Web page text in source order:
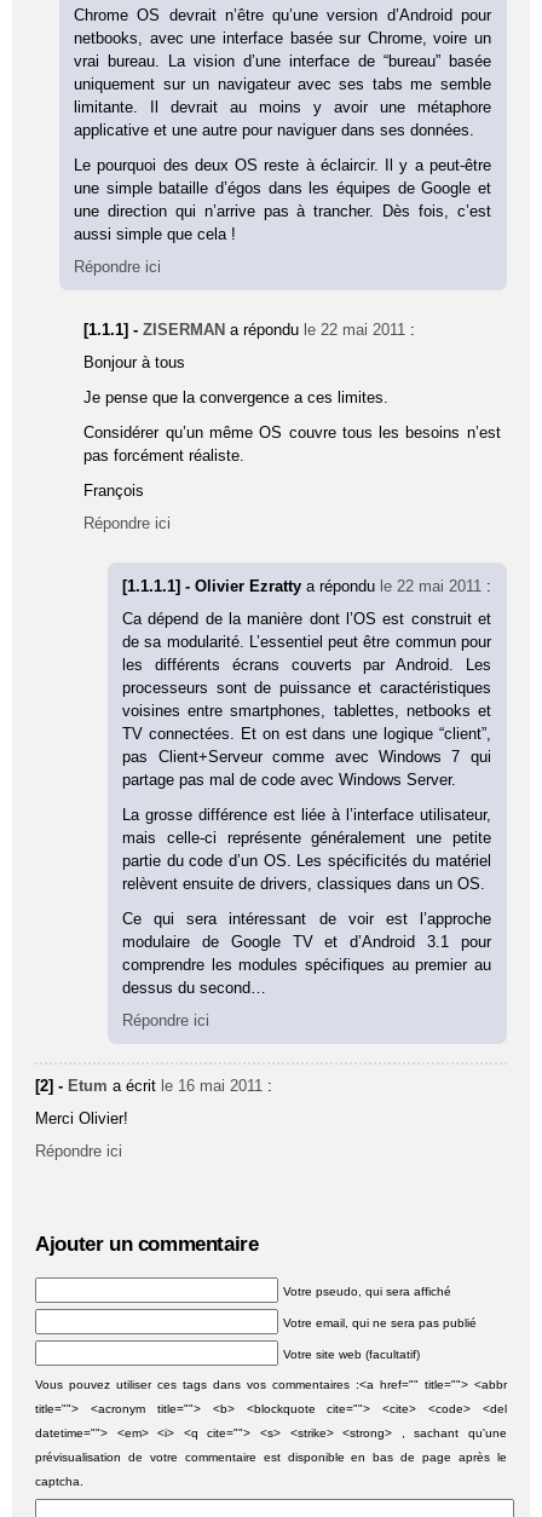
Chrome OS devrait n’être qu’une version d’Android pour
netbooks, avec une interface basée sur Chrome, voire un
vrai bureau. La vision d’une interface de “bureau” basée
uniquement sur un navigateur avec ses tabs me semble
limitante. Il devrait au moins y avoir une métaphore
applicative et une autre pour naviguer dans ses données.
Le pourquoi des deux OS reste à éclaircir. Il y a peut-être
une simple bataille d’égos dans les équipes de Google et
une direction qui n’arrive pas à trancher. Dès fois, c’est
aussi simple que cela !
Répondre ici
[1.1.1] -ZISERMAN a répondu le 22 mai 2011 :
Bonjour à tous
Je pense que la convergence a ces limites.
Considérer qu’un même OS couvre tous les besoins n’est
pas forcément réaliste.
François
Répondre ici
[1.1.1.1] - Olivier Ezrattya répondu le 22 mai 2011 :
Ca dépend de la manière dont l’OS est construit et
de sa modularité. L’essentiel peut être commun pour
les différents écrans couverts par Android. Les
processeurs sont de puissance et caractéristiques
voisines entre smartphones, tablettes, netbooks et
TV connectées. Et on est dans une logique “client”,
pas Client+Serveur comme avec Windows 7 qui
partage pas mal de code avec Windows Server.
La grosse différence est liée à l’interface utilisateur,
mais celle-ci représente généralement une petite
partie du code d’un OS. Les spécificités du matériel
relèvent ensuite de drivers, classiques dans un OS.
Ce qui sera intéressant de voir est l’approche
modulaire de Google TV et d’Android 3.1 pour
comprendre les modules spécifiques au premier au
dessus du second…
Répondre ici
[2] - Etum a écrit le 16 mai 2011 :
Merci Olivier!
Répondre ici
Ajouter un commentaire
Votre pseudo, qui sera affiché
Votre email, qui ne sera pas publié
Votre site web (facultatif)
Vous pouvez utiliser ces tags dans vos commentaires :<a href="" title=""> <abbr
title=""> <acronym title=""> <b> <blockquote cite=""> <cite> <code> <del
datetime=""> <em> <i> <q cite=""> <s> <strike> <strong> , sachant qu'une
prévisualisation de votre commentaire est disponible en bas de page après le
captcha.